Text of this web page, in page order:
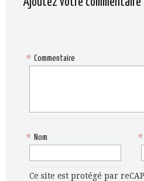
Commentaire
*
Nom
* *
Ce site est protégé par